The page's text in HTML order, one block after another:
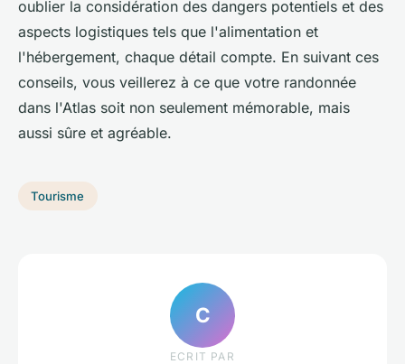
oublier la considération des dangers potentiels et des
aspects logistiques tels que l'alimentation et
l'hébergement, chaque détail compte. En suivant ces
conseils, vous veillerez à ce que votre randonnée
dans l'Atlas soit non seulement mémorable, mais
aussi sûre et agréable.
Tourisme
C
ECRIT PAR